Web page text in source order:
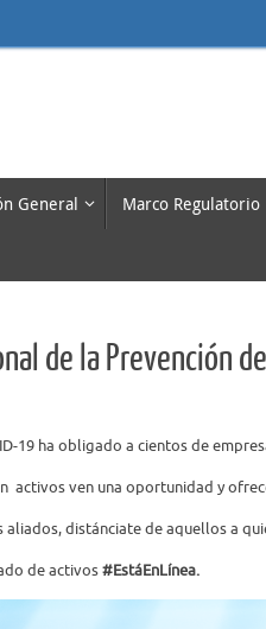
General Marco Regulatorio
de la Prevención
19 ha obligado a cientosde
activos ven una oportunidad y
aliados, distánciate deaquellos a
de activos#EstáEnLínea.​